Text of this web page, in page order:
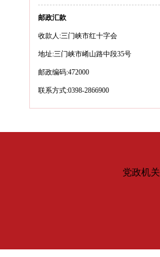
邮政汇款
收款人:三门峡市红十字会
地址:三门峡市崤山路中段35号
邮政编码:472000
联系方式:0398-2866900
党政机关